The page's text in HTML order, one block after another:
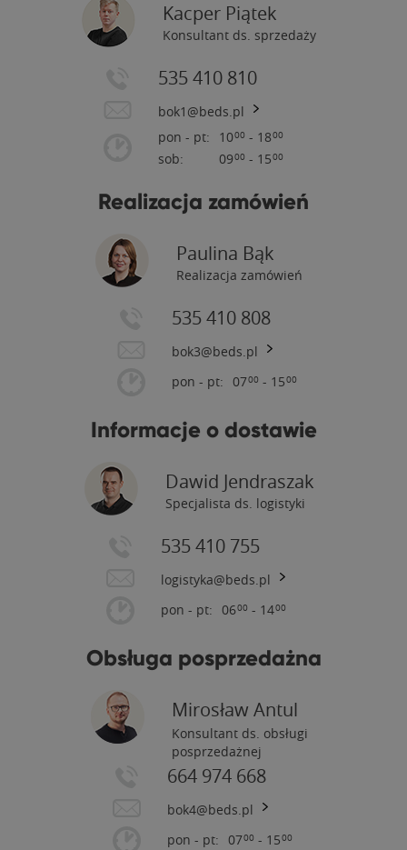
Kacper Piątek
Konsultant ds. sprzedaży
535 410 810
bok1@beds.pl
pon - pt:
sob:
1000 - 1800
0900 - 1500
Realizacja zamówień
Paulina Bąk
Realizacja zamówień
535 410 808
bok3@beds.pl
pon - pt: 0700 - 1500
Informacje o dostawie
Dawid Jendraszak
Specjalista ds. logistyki
535 410 755
logistyka@beds.pl
pon - pt: 0600 - 1400
Obsługa posprzedażna
Mirosław Antul
Konsultant ds. obsługi
posprzedażnej
664 974 668
bok4@beds.pl
pon - pt: 0700 - 1500